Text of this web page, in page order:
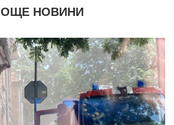
ОЩЕ НОВИНИ